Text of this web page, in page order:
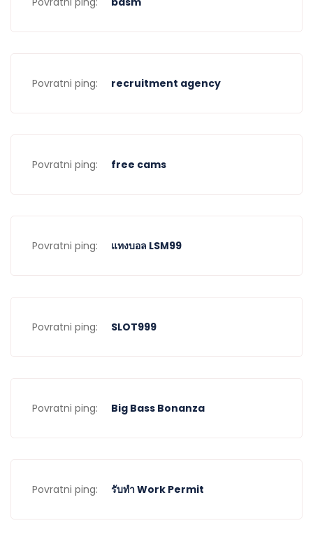
Povratni ping: recruitment agency
Povratni ping: free cams
Povratni ping: แทงบอล LSM99
Povratni ping: SLOT999
Povratni ping: Big Bass Bonanza
Povratni ping: รับทำ Work Permit